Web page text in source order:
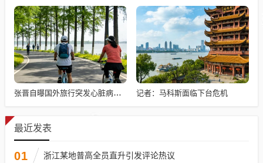
张晋自曝国外旅行突发心脏病险丧命 记者：马科斯面临下台危机
最近发表
01 浙江某地普高全员直升引发评论热议